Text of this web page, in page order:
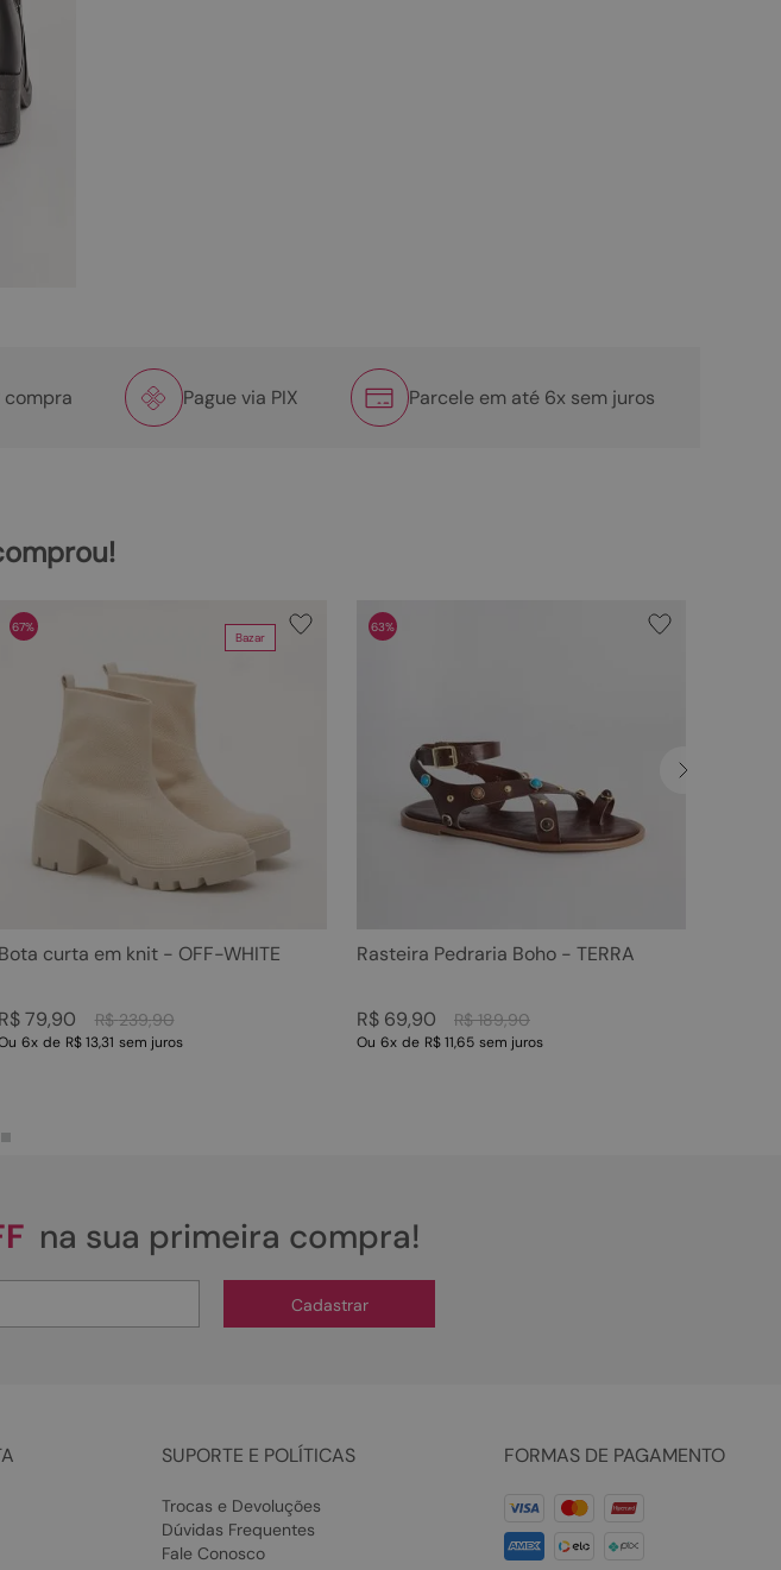
compra Pague via PIX Parcele em até 6x sem juros
Bazar
67%
Bota curta em knit - OFF-WHITE
R$ 239,90
R$ 79,90
6x de R$ 13,31 sem juros
63%
Rasteira Pedraria Boho - TERRA
R$ 189,90
R$ 69,90
Ou 6x de R$ 11,65 sem juros
na sua primeira compra!
Cadastrar
SUPORTE E POLÍTICAS
Trocas e Devoluções
Dúvidas Frequentes
Fale Conosco
FORMAS DE PAGAMENTO